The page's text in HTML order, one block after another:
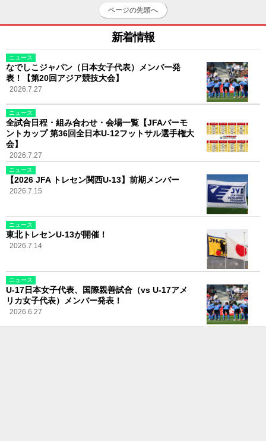
ページの先頭へ
新着情報
ニュース
なでしこジャパン（日本女子代表）メンバー発
表！【第20回アジア競技大会】
2026.7.27
ニュース
全試合日程・組み合わせ・会場一覧【JFAバーモ
ントカップ 第36回全日本U-12フットサル選手権大
会】
2026.7.27
ニュース
【2026 JFA トレセン関西U-13】前期メンバー
2026.7.15
ニュース
東北トレセンU-13が開催！
2026.7.14
ニュース
U-17日本女子代表、国際親善試合（vs U-17アメ
リカ女子代表）メンバー発表！
2026.6.27